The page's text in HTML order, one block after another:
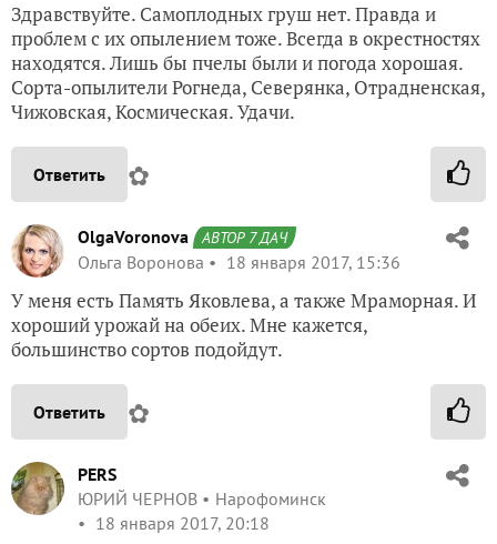
Здравствуйте. Самоплодных груш нет. Правда и
проблем с их опылением тоже. Всегда в окрестностях
находятся. Лишь бы пчелы были и погода хорошая.
Сорта-опылители Рогнеда, Северянка, Отрадненская,
Чижовская, Космическая. Удачи.
Ответить ✿
OlgaVoronova АВТОР 7 ДАЧ
Ольга Воронова 18 января 2017, 15:36
У меня есть Память Яковлева, а также Мраморная. И
хороший урожай на обеих. Мне кажется,
большинство сортов подойдут.
Ответить ✿
PERS
ЮРИЙ ЧЕРНОВ
Нарофоминск
18 января 2017, 20:18